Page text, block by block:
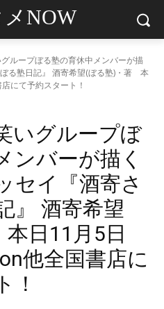
NOW
ループぼる塾の育休中メンバーが描
る塾日記』 酒寄希望(ぼる塾)・著 本
にて予約スタート！
いグループぼ
ンバーが描く
セイ『酒寄さ
』 酒寄希望
日11月5日
他全国書店に
！